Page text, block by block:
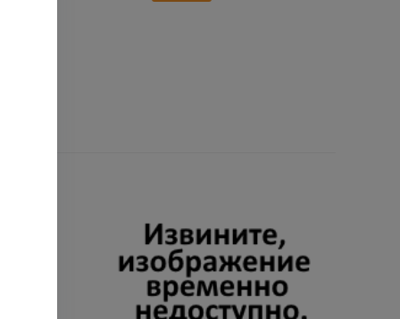
д.120
ул. Советская д. 11
ул. Решетника 12 пом 1 остаток:1
ул.Рогожникова д.25 п25 остаток:2
ул Садовое кольцо зд. 4/3 остаток: 1